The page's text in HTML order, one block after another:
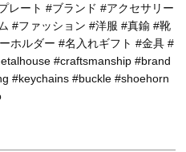
レート #ブランド #アクセサリー
#ファッション #洋服 #真鍮 #靴
ホルダー #名入れギフト #金具 #
#craftsmanship #brand
#keychains #buckle #shoehorn